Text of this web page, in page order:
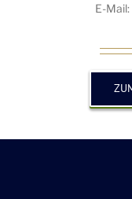
E-Mail: